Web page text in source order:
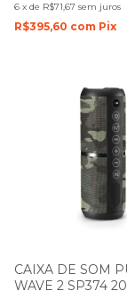
6 x de R$71,67 sem juros
R$395,60 com Pix
CAIXA DE SOM
WAVE 2 SP374